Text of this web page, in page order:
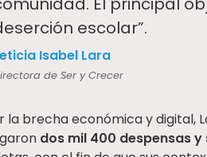
escolar”.
Isabel Lara
de Ser y Crecer
la brecha económica y digital,
dos mil 400 despensas